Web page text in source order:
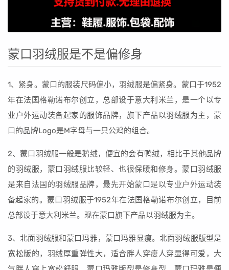
蒙口羽绒服是不是偏修身
1、紧身。蒙口的服装尺码偏小，羽绒服是偏紧身。蒙口于1952
年在法国格勒诺布尔创立，总部设于意大利米兰，是一个以专
业户外运动装备起家的服饰品牌，旗下产品以羽绒服为主，蒙
口的品牌Logo是M字母与一只公鸡的组合。
2、蒙口羽绒服一般是鹅绒，便宜的会有鸭绒，相比于其他品牌
的羽绒服，蒙口羽绒服比较轻、也很保暖和修身。蒙口羽绒服
是来自法国的羽绒服品牌，最先开始蒙口是以专业户外运动装
备起家的。蒙口羽绒服于1952年在法国格勒诺布尔创立，目前
总部设于意大利米兰。现在蒙口旗下产品以羽绒服为主。
3、北面羽绒服和蒙口玛雅，蒙口玛雅显瘦。北面羽绒服版型是
宽松版的，羽绒厚重弹性大，适合胖人穿瘦人穿显得可爱，大